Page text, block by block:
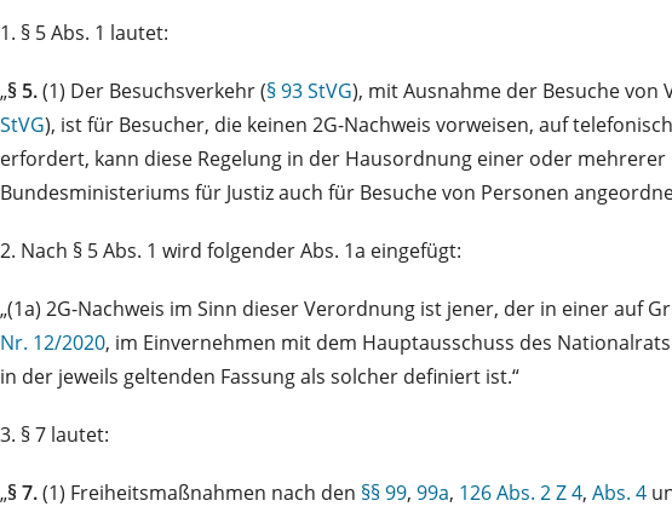
1. § 5 Abs. 1 lautet:
„§ 5.(1) Der Besuchsverkehr (§ 93 StVG), mit Ausnahme der Besuche
StVG), ist für Besucher, die keinen 2G-Nachweis vorweisen, auf
erfordert, kann diese Regelung in der Hausordnung einer oder
Bundesministeriums für Justiz auch für Besuche von Personen
2. Nach § 5 Abs. 1 wird folgender Abs. 1a eingefügt:
„(1a) 2G-Nachweis im Sinn dieser Verordnung ist jener, der in einer auf
Nr. 12/2020, im Einvernehmen mit dem Hauptausschuss des
in der jeweils geltenden Fassung als solcher definiert ist.“
3. § 7 lautet:
„§ 7.(1) Freiheitsmaßnahmen nach den §§ 99, 99a, 126 Abs. 2 Z 4, Abs. 4